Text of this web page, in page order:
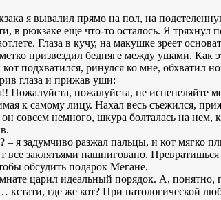
я вывалил прямо на пол, на
в рюкзаке еще что-то осталось. Я
Глаза в кучу, на макушке зреет
призвездил бедняге между ушами. Как
подхватился, ринулся ко мне, обхватил
глаза и прижав уши:
Пожалуйста, пожалуйста, не испепеляйте
к самому лицу. Нахал весь съежился,
совсем немного, шкура болталась на нем,
– я задумчиво разжал пальцы, и кот мягко
все заклятьями нашпиговано.
обсудить подарок Мегане.
царил идеальный порядок. А,
кстати, где же кот? При патологической